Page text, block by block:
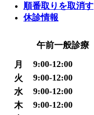
順番取りを取消す
休診情報
午前一般診療
月
9:00-12:00
火
9:00-12:00
水
9:00-12:00
木
9:00-12:00